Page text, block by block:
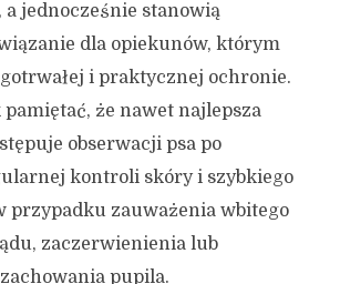
a jednocześnie stanowią
dla opiekunów, którym
i praktycznej ochronie.
że nawet najlepsza
obserwacji psa po
kontroli skóry i szybkiego
przypadku zauważenia wbitego
zaczerwienienia lub
pupila.